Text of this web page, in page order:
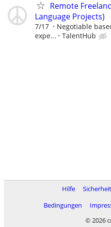
Remote
Language Projects)
7/17
Negotiable
expe...
TalentHub
Hilfe Sicherheit
Bedingungen
© 2026